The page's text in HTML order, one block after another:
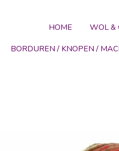
HOME WOL &
BORDUREN / KNOPEN /